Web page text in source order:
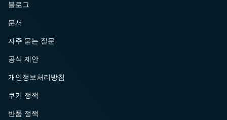
블로그
문서
자주 묻는 질문
공식 제안
개인정보처리방침
쿠키 정책
반품 정책